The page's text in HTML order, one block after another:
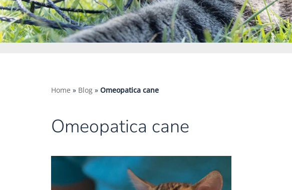
Home » Blog » Omeopatica cane
Omeopatica cane